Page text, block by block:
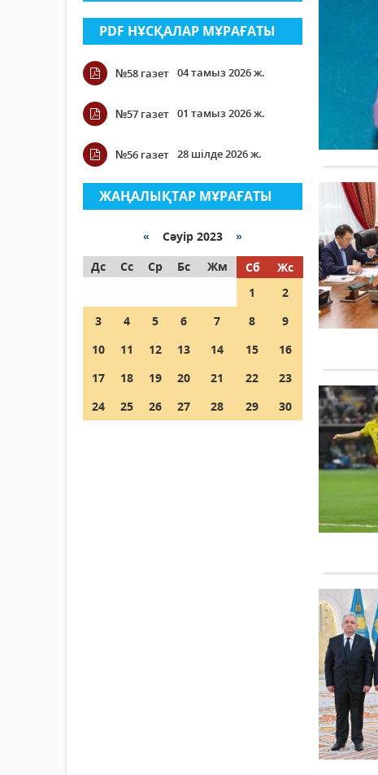
PDF НҰСҚАЛАР МҰРАҒАТЫ
№58 газет 04 тамыз 2026 ж.
№57 газет 01 тамыз 2026 ж.
№56 газет 28 шілде 2026 ж.
ЖАҢАЛЫҚТАР МҰРАҒАТЫ
« Сәуір 2023 »
Дс
Сс Ср Бс Жм Сб
Жс
1
2
3
4 5 6 7 8
9
10
11 12 13 14 15
16
17
18 19 20 21 22
23
24
25 26 27 28 29 30